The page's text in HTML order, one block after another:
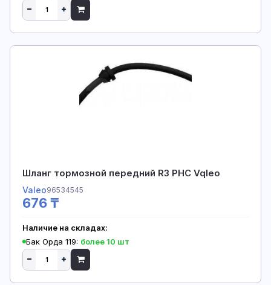
Шланг тормозной передний R3 PHC Vqleo
Valeo96534545
676 ₸
Наличие на складах:
Бак Орда 119: более 10 шт